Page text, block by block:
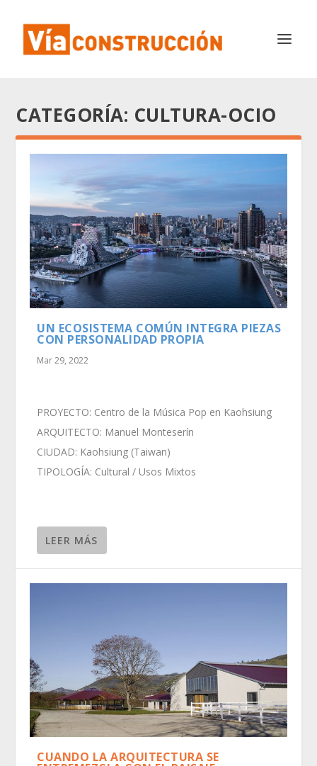
CATEGORÍA: CULTURA-OCIO
UN ECOSISTEMA COMÚN INTEGRA PIEZAS
CON PERSONALIDAD PROPIA
Mar 29, 2022
PROYECTO: Centro de la Música Pop en Kaohsiung
ARQUITECTO: Manuel Monteserín
CIUDAD: Kaohsiung (Taiwan)
TIPOLOGÍA: Cultural / Usos Mixtos
LEER MÁS
CUANDO LA ARQUITECTURA SE